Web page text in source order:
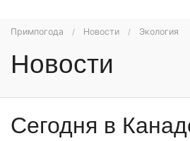
Примпогода Новости Экология
Новости
Сегодня в